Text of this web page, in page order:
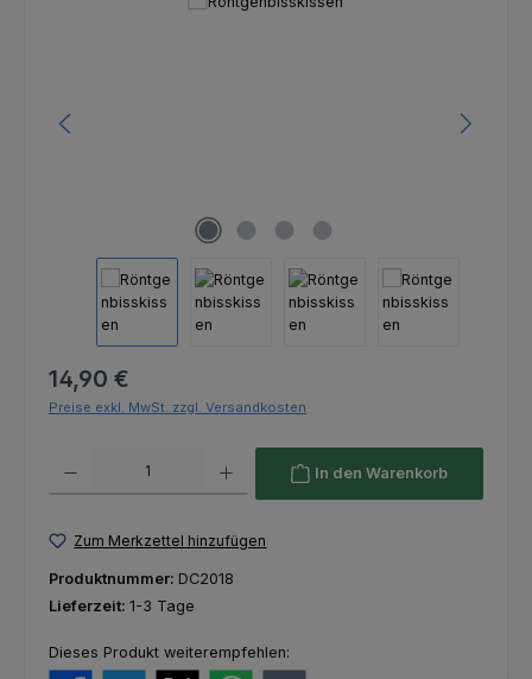
Regulärer Preis:
14,90 €
Preise exkl. MwSt. zzgl. Versandkosten
In den Warenkorb
Zum Merkzettel hinzufügen
Produktnummer: DC2018
Lieferzeit: 1-3 Tage
Dieses Produkt weiterempfehlen: